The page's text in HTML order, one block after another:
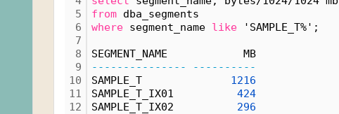
5
6
7
8
9
10
11
12
from dba_segments
where segment_name like 'SAMPLE_T%';
SEGMENT_NAME            MB
---------------
----------
SAMPLE_T 1216
SAMPLE_T_IX01 424
SAMPLE_T_IX02 296